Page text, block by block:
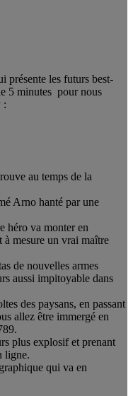
présente les futurs best-
5 minutes pour nous
:
au temps de la
Arno hanté par une
héro va monter en
à mesure un vrai maître
de nouvelles armes
aussi impitoyable dans
des paysans, en passant
allez être immergé en
plus explosif et prenant
ligne.
qui va en